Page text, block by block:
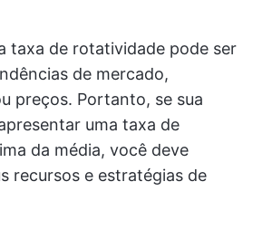
taxa de rotatividade pode ser
de mercado,
preços. Portanto, se sua
uma taxa de
da média, você deve
recursos e estratégias de